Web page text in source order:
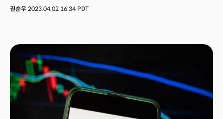
씨와 아내는 백신을 접종했지만, 두 딸은 미접종 상태였다. 다행히 특별한
빨랐고, 테스트 대상이 적었기 때문에 부작용이 우려된다는 것이다. 그는
“어차피 모든 가족이 코로나19를 한 번 이겨냈기 때문에 면역이 생겼을
것으로 생각한다”며 “(자녀들에게) 코로나19 백신을 맞힐 바에는 이보다는
검증된 독감 예방주사를 맞히는 편이 나을 것”이라고 말했다. 코로나19
백신의 안전성에 대한 인식의 차이는 있다. 그러나 미국에 거주하는 일부
한인들은 여전히 어린이와 청소년을 위한 코로나19 백신에 대한 불신이 있는
것으로 나타났다. 조지아 주에 거주하는 박모 씨는 2주 전 다시 코로나에
감염됐다. 지난해 초 코로나에 걸린 후 1년 만이다. 며칠 전부터 몸 상태가 좋지
권순우 2023.04.02 16:34 PDT